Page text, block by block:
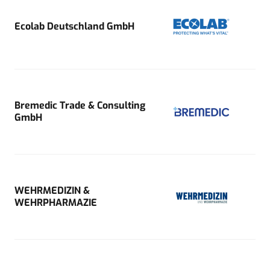
Ecolab Deutschland GmbH
Bremedic Trade & Consulting
GmbH
WEHRMEDIZIN &
WEHRPHARMAZIE